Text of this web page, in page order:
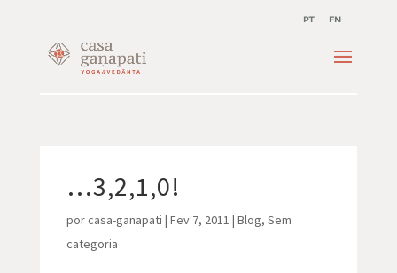
PT EN
…3,2,1,0!
porcasa-ganapati | Fev 7, 2011 | Blog, Sem
categoria